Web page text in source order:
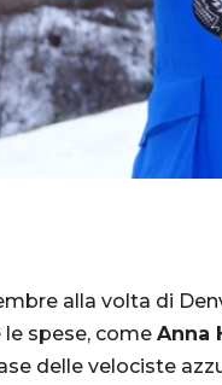
alla volta di
spese, come Anna
delle velociste